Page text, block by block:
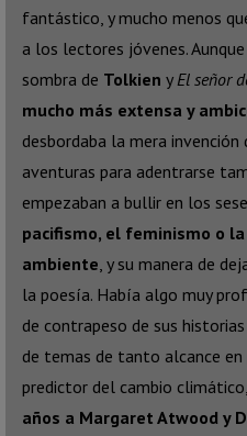
fantástico, y mucho menos
a los lectores jóvenes.
sombra de Tolkien yEl señor
mucho más extensa y
desbordaba la mera
aventuras para adentrarse
empezaban a bullir en los
pacifismo, el feminismo o
ambiente, y su manera de
la poesía. Había algo muy
de contrapeso de sus
de temas de tanto alcance
predictor del cambio
años a Margaret Atwood y